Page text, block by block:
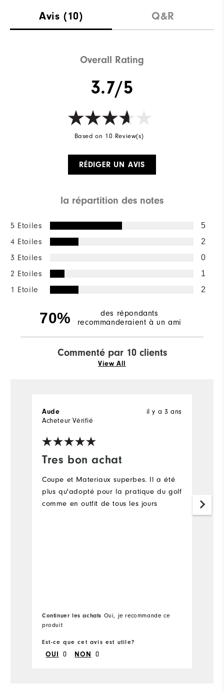
Avis (10) Q&R
Overall Rating
3.7/5
Based on 10 Review(s)
RÉDIGER UN AVIS
la répartition des notes
5 Etoiles 5
4 Etoiles 2
3 Etoiles 0
2 Etoiles 1
1 Etoile 2
70%
des répondants
recommanderaient à un ami
Commenté par 10 clients
View All
Tres bon achat
il y a 3 ans
Aude
Acheteur Vérifié
Coupe et Materiaux superbes. Il a été
plus qu'adopté pour la pratique du golf
comme en outfit de tous les jours
Continuer les achats Oui, je recommande ce
produit
Est-ce que cet avis est utile?
OUI 0 NON 0